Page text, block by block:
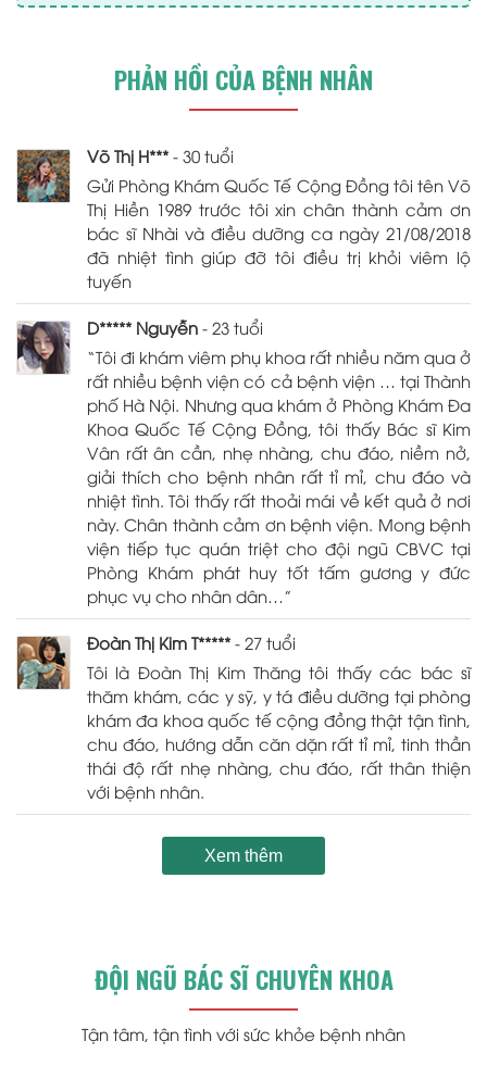
PHẢN HỒI CỦA BỆNH NHÂN
Võ Thị H*** - 30 tuổi
Gửi Phòng Khám Quốc Tế Cộng Đồng tôi tên Võ
Thị Hiền 1989 trước tôi xin chân thành cảm ơn
bác sĩ Nhài và điều dưỡng ca ngày 21/08/2018
đã nhiệt tình giúp đỡ tôi điều trị khỏi viêm lộ
tuyến
D***** Nguyễn - 23 tuổi
“Tôi đi khám viêm phụ khoa rất nhiều năm qua ở
rất nhiều bệnh viện có cả bệnh viện … tại Thành
phố Hà Nội. Nhưng qua khám ở Phòng Khám Đa
Khoa Quốc Tế Cộng Đồng, tôi thấy Bác sĩ Kim
Vân rất ân cần, nhẹ nhàng, chu đáo, niềm nở,
giải thích cho bệnh nhân rất tỉ mỉ, chu đáo và
nhiệt tình. Tôi thấy rất thoải mái về kết quả ở nơi
này. Chân thành cảm ơn bệnh viện. Mong bệnh
viện tiếp tục quán triệt cho đội ngũ CBVC tại
Phòng Khám phát huy tốt tấm gương y đức
phục vụ cho nhân dân…”
Đoàn Thị Kim T***** - 27 tuổi
Tôi là Đoàn Thị Kim Thăng tôi thấy các bác sĩ
thăm khám, các y sỹ, y tá điều dưỡng tại phòng
khám đa khoa quốc tế cộng đồng thật tận tình,
chu đáo, hướng dẫn căn dặn rất tỉ mỉ, tinh thần
thái độ rất nhẹ nhàng, chu đáo, rất thân thiện
với bệnh nhân.
Xem thêm
ĐỘI NGŨ BÁC SĨ CHUYÊN KHOA
Tận tâm, tận tình với sức khỏe bệnh nhân